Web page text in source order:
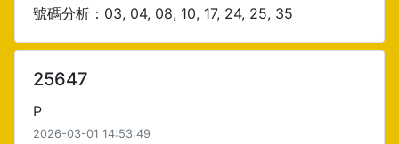
號碼分析：03, 04, 08, 10, 17, 24, 25, 35
25647
P
2026-03-01 14:53:49